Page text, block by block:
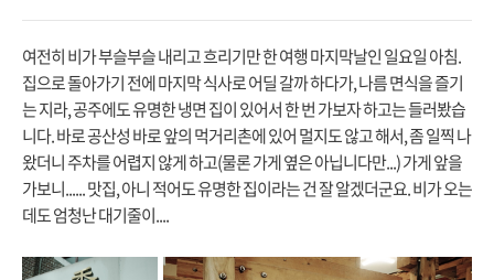
여전히 비가 부슬부슬 내리고 흐리기만 한 여행 마지막날인 일요일 아침.
집으로 돌아가기 전에 마지막 식사로 어딜 갈까 하다가, 나름 면식을 즐기
는 지라, 공주에도 유명한 냉면 집이 있어서 한 번 가보자 하고는 들러봤습
니다. 바로 공산성 바로 앞의 먹거리촌에 있어 멀지도 않고 해서, 좀 일찍 나
왔더니 주차를 어렵지 않게 하고(물론 가게 옆은 아닙니다만...) 가게 앞을
가보니...... 맛집, 아니 적어도 유명한 집이라는 건 잘 알겠더군요. 비가 오는
데도 엄청난 대기줄이....